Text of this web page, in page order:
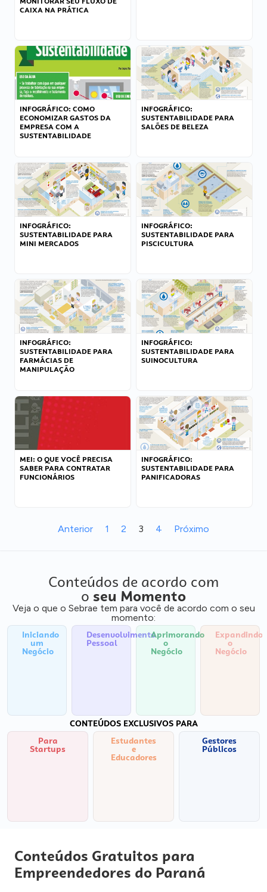
CAIXA NA PRÁTICA
INFOGRÁFICO: COMO
ECONOMIZAR GASTOS DA
EMPRESA COM A
SUSTENTABILIDADE
INFOGRÁFICO:
SUSTENTABILIDADE PARA
SALÕES DE BELEZA
INFOGRÁFICO:
SUSTENTABILIDADE PARA
MINI MERCADOS
INFOGRÁFICO:
SUSTENTABILIDADE PARA
PISCICULTURA
INFOGRÁFICO:
SUSTENTABILIDADE PARA
FARMÁCIAS DE
MANIPULAÇÃO
INFOGRÁFICO:
SUSTENTABILIDADE PARA
SUINOCULTURA
MEI: O QUE VOCÊ PRECISA
SABER PARA CONTRATAR
FUNCIONÁRIOS
INFOGRÁFICO:
SUSTENTABILIDADE PARA
PANIFICADORAS
Anterior 1 2 3 4 Próximo
Conteúdos de acordo com
o seu Momento
Veja o que o Sebrae tem para você de acordo com o seu
momento:
Iniciando
um
Negócio
Desenvolvimento
Pessoal
Aprimorando
o
Negócio
Expandindo
o
Negócio
CONTEÚDOS EXCLUSIVOS PARA
Para
Startups
Estudantes
e
Educadores
Gestores
Públicos
Conteúdos Gratuitos para
Empreendedores do Paraná